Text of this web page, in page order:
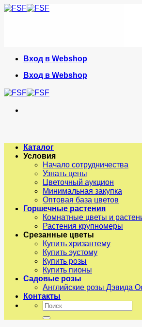
Skip
Вход в Webshop
Вход в Webshop
Каталог
Условия
Начало сотрудничества
Узнать цены
Цветочный аукцион
Минимальная закупка
Оптовая база цветов
Горшечные растения
Комнатные цветы и
Растения крупномеры
Срезанные цветы
Купить хризантему
Купить эустому
Купить розы
Купить пионы
Садовые розы
Английские розы Дэвида
Контакты
Искать: